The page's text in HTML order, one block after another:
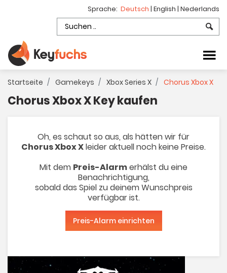
Sprache: Deutsch | English | Nederlands
Startseite Gamekeys Xbox Series X Chorus Xbox X
Chorus Xbox X Key kaufen
Oh, es schaut so aus, als hätten wir für
Chorus Xbox Xleider aktuell noch keine Preise.
Mit dem Preis-Alarmerhälst du eine
Benachrichtigung,
sobald das Spiel zu deinem Wunschpreis
verfügbar ist.
Preis-Alarm einrichten